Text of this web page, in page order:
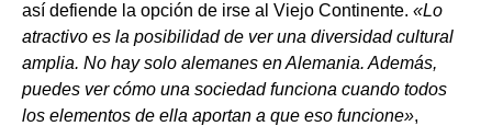
así defiende la opción de irse al Viejo Continente. «Lo
atractivo es la posibilidad de ver una diversidad cultural
amplia. No hay solo alemanes en Alemania. Además,
puedes ver cómo una sociedad funciona cuando todos
los elementos de ella aportan a que eso funcione»,